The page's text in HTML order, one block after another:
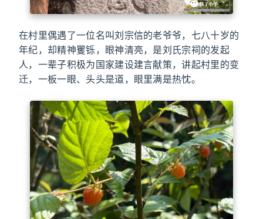
在村里偶遇了一位名叫刘宗信的老爷爷，七八十岁的
年纪，却精神矍铄，眼神清亮，是刘氏宗祠的发起
人，一辈子积极为国家建设建言献策，讲起村里的变
迁，一板一眼、头头是道，眼里满是热忱。